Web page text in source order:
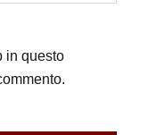
in questo